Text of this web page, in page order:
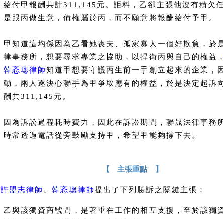
給付甲報酬共計311,145元。詎料，乙卻主張他沒有積欠
是跟丙做生意，債權屬於丙，而不願意將報酬給付予甲。
甲知道這均係因為乙看她喪夫、孤家寡人一個好欺負，於
律事務所，想要尋求專業之協助，以捍衛丙與自己的權益，
韓忞璁律師知道甲想要守護丙生前一手創立起來的企業，
動，兩人遂決心聯手為甲爭取應有的權益，於是決定起訴
酬共311,145元。
因為訴訟過程耗時費力，因此在訴訟期間，聯晟法律事務
時常透過電話從旁鼓勵支持甲，希望甲能夠撐下去。
【 主張重點 】
許盟志律師 韓忞璁律師提出了下列勝訴之關鍵主張：
乙與該獨資商號間，是著重在工作的相互支援，至於該獨